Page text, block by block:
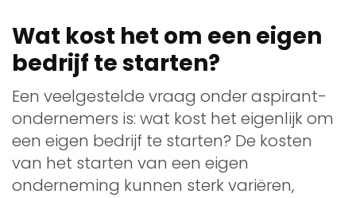
Wat kost het om een eigen
bedrijf te starten?
Een veelgestelde vraag onder aspirant-
ondernemers is: wat kost het eigenlijk om
een eigen bedrijf te starten? De kosten
van het starten van een eigen
onderneming kunnen sterk variëren,